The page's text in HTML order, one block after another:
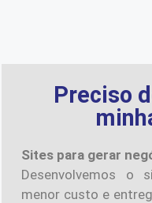
Preciso
Sites para gerar
Desenvolvemos o
menor custo e